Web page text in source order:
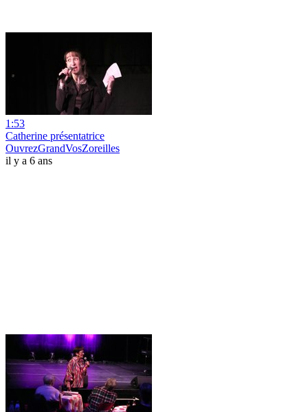
1:53
Catherine présentatrice
OuvrezGrandVosZoreilles
il y a 6 ans